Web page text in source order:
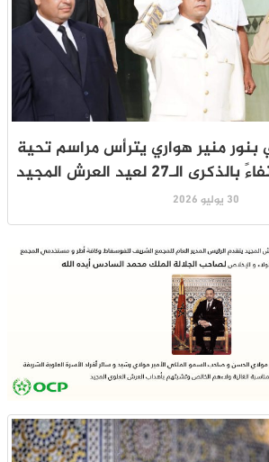
منير هواري يترأس مراسم تحية
لعيد العرش المجيد
30 يوليو 2026